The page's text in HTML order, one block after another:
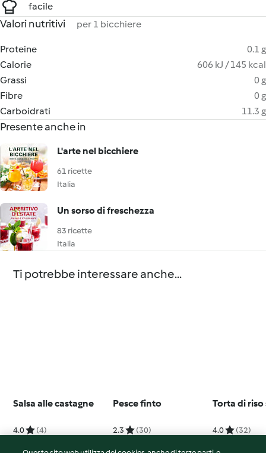
facile
Valori nutritivi per 1 bicchiere
Proteine
0.1 g
Calorie
606 kJ / 145 kcal
Grassi
0 g
Fibre
0 g
Carboidrati
11.3 g
Presente anche in
L'arte nel bicchiere
61 ricette
Italia
Un sorso di freschezza
83 ricette
Italia
Ti potrebbe interessare anche...
Salsa alle castagne
4.0 (4)
Pesce finto
2.3 (30)
Torta di riso
4.0 (32)